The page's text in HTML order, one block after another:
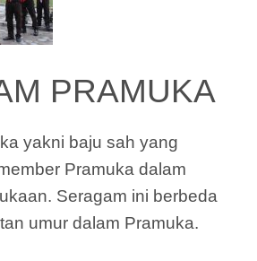
PRAMUKA
yakni baju sah yang
Pramuka dalam
Seragam ini berbeda
umur dalam Pramuka.